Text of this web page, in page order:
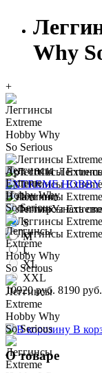
Why
+
Арт. 10111
EXTREME HOBBY
В наличии
Узнать
S
M
L
XL
XXL
10920 руб. 8190 руб.
В
О товаре